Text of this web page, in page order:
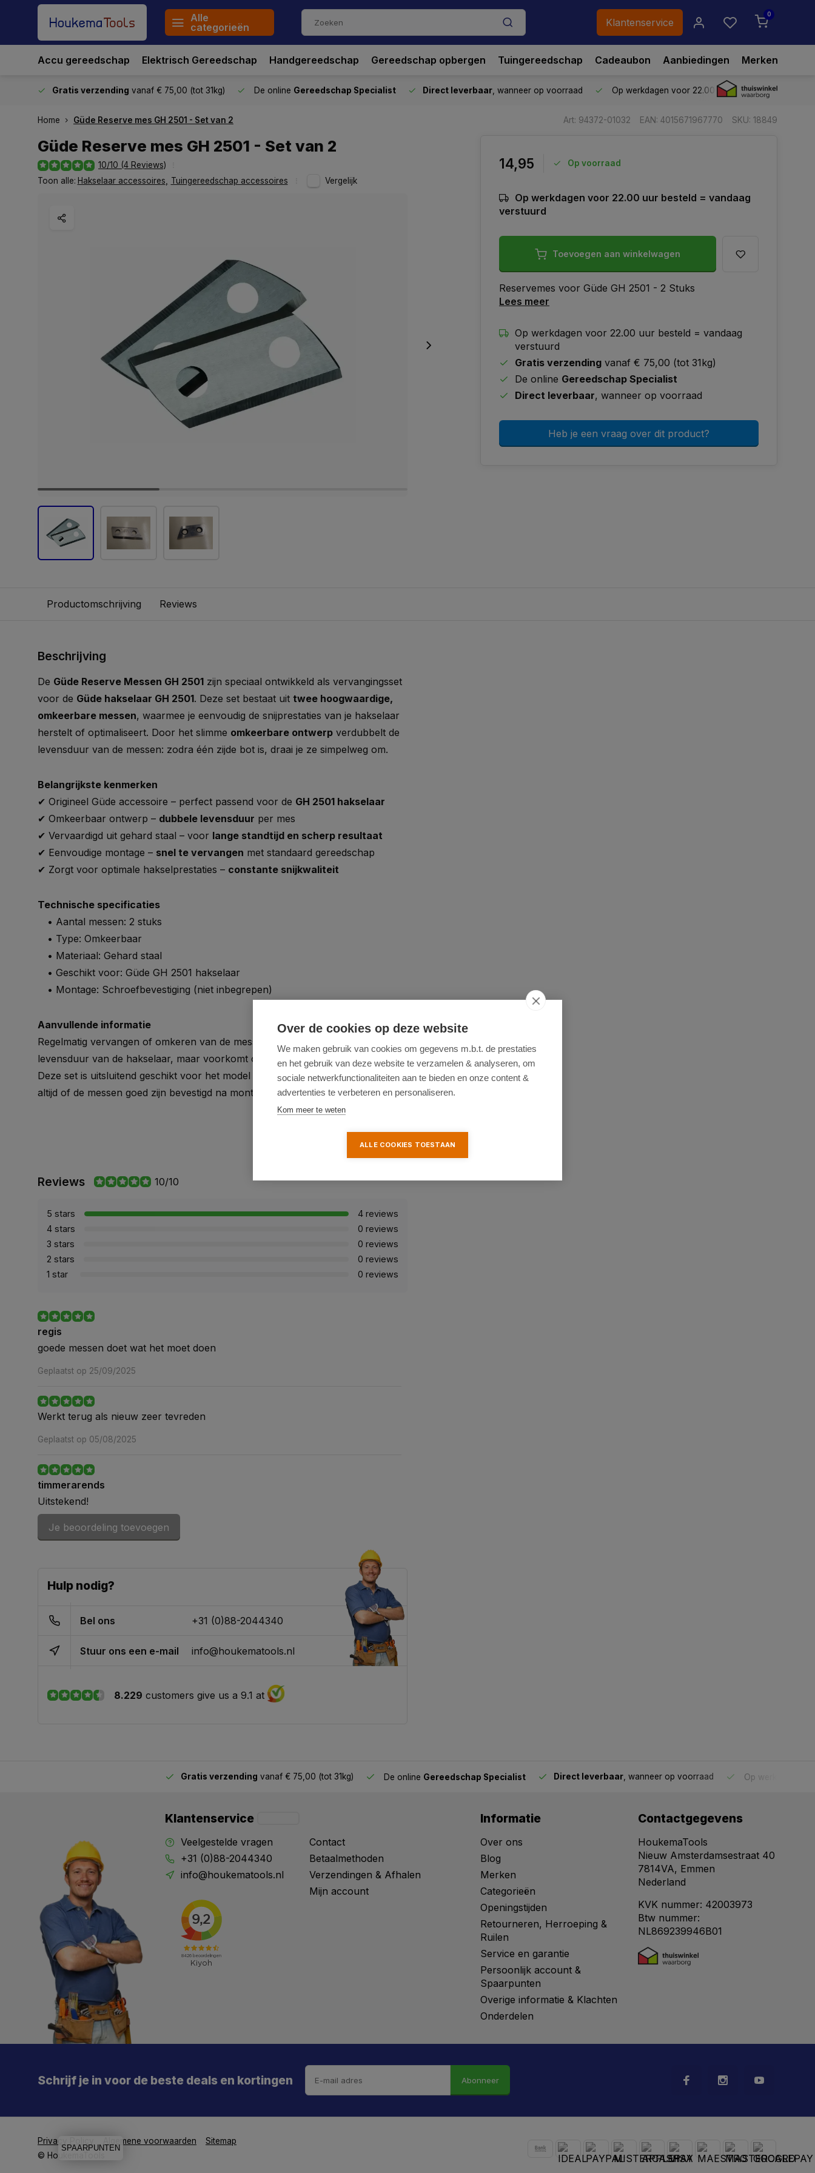
Alle
categorieën
Klantenservice
0
Accu gereedschap Elektrisch Gereedschap Handgereedschap Gereedschap opbergen Tuingereedschap Cadeaubon Aanbiedingen Merken
Gratis verzending vanaf € 75,00 (tot 31kg) De online Gereedschap Specialist Direct leverbaar , wanneer op voorraad Op werkdagen voor 22.00 uur besteld,vandaag
Home Güde Reserve mes GH 2501 - Set van 2 Art: 94372-01032 EAN: 4015671967770 SKU: 18849
Güde Reserve mes GH 2501 - Set van 2
10/10 (4 Reviews)
Toon alle: Hakselaar accessoires Tuingereedschap accessoires Vergelijk
14,95 Op voorraad
Op werkdagen voor 22.00 uur besteld = vandaag
verstuurd
Toevoegen aan winkelwagen
Reservemes voor Güde GH 2501 - 2 Stuks
Lees meer
Op werkdagen voor 22.00 uur besteld = vandaag
verstuurd
Gratis verzending vanaf € 75,00 (tot 31kg)
De online Gereedschap Specialist
Direct leverbaar, wanneer op voorraad
Heb je een vraag over dit product?
Productomschrijving Reviews
Beschrijving
De Güde Reserve Messen GH 2501 zijn speciaal ontwikkeld als vervangingsset
voor de Güde hakselaar GH 2501. Deze set bestaat uit twee hoogwaardige,
omkeerbare messen, waarmee je eenvoudig de snijprestaties van je hakselaar
herstelt of optimaliseert. Door het slimme omkeerbare ontwerp verdubbelt de
levensduur van de messen: zodra één zijde bot is, draai je ze simpelweg om.
Belangrijkste kenmerken
✔ Origineel Güde accessoire – perfect passend voor de GH 2501 hakselaar
✔ Omkeerbaar ontwerp – dubbele levensduur per mes
✔ Vervaardigd uit gehard staal – voor lange standtijd en scherp resultaat
✔ Eenvoudige montage – snel te vervangen met standaard gereedschap
✔ Zorgt voor optimale hakselprestaties – constante snijkwaliteit
Technische specificaties
• Aantal messen: 2 stuks
• Type: Omkeerbaar
• Materiaal: Gehard staal
• Geschikt voor: Güde GH 2501 hakselaar
• Montage: Schroefbevestiging (niet inbegrepen)
Aanvullende informatie
Regelmatig vervangen of omkeren van de messen verlengt niet alleen de
levensduur van de hakselaar, maar voorkomt ook overbelasting van de motor.
Deze set is uitsluitend geschikt voor het model
GH 2501van Güde. Controleer
altijd of de messen goed zijn bevestigd na montage voor een veilige werking.
Reviews 10/10
5 stars
4 reviews
4 stars
0 reviews
3 stars
0 reviews
2 stars
0 reviews
1 star
0 reviews
regis
goede messen doet wat het moet doen
Geplaatst op 25/09/2025
Werkt terug als nieuw zeer tevreden
Geplaatst op 05/08/2025
timmerarends
Uitstekend!
Geplaatst op 27/04/2023
Prima bedrijf Bij mij was er wat verkeerd gedaan met de bestelling na mijn
opmerking er over is dit heel snel door ze opgelost Toppers zijn het
Geplaatst op 16/09/2022
Je beoordeling toevoegen
Hulp nodig?
Bel ons +31 (0)88-2044340
Stuur ons een e-mail info@houkematools.nl
8.229 customers give us a 9.1 at
Gratis verzending vanaf € 75,00 (tot 31kg) De online Gereedschap Specialist Direct leverbaar , wanneer op voorraad Op werkdagen
Klantenservice
Veelgestelde vragen
+31 (0)88-2044340
info@houkematools.nl
Contact
Betaalmethoden
Verzendingen & Afhalen
Mijn account
Informatie
Over ons
Blog
Merken
Categorieën
Openingstijden
Retourneren, Herroeping &
Ruilen
Service en garantie
Persoonlijk account &
Spaarpunten
Overige informatie & Klachten
Onderdelen
Contactgegevens
HoukemaTools
Nieuw Amsterdamsestraat 40
7814VA, Emmen
Nederland
KVK nummer: 42003973
Btw nummer:
NL869239946B01
Schrijf je in voor de beste deals en kortingen Abonneer
Privacy Policy Algemene voorwaarden
Sitemap
© HoukemaTools
Meld je aan en mis geen enkele actie, aanbieding
of nieuwe deal meer. Én je krijgt direct €5 korting!
Aanmelden
Je hebt de weg vrij gemaaid naar €5 korting!
De kortingscode is onderweg naar je mailbox.
Over de cookies op deze website
We maken gebruik van cookies om gegevens m.b.t. de prestaties
en het gebruik van deze website te verzamelen & analyseren, om
sociale netwerkfunctionaliteiten aan te bieden en onze content &
advertenties te verbeteren en personaliseren.
Kom meer te weten
ALLE COOKIES TOESTAAN
SPAARPUNTEN